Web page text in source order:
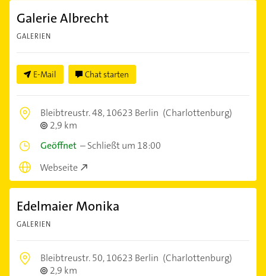
Galerie Albrecht
GALERIEN
E-Mail Chat starten
Bleibtreustr. 48,10623 Berlin (Charlottenburg)
2,9 km
Geöffnet –Schließt um 18:00
Webseite
Edelmaier Monika
GALERIEN
Bleibtreustr. 50,10623 Berlin (Charlottenburg)
2,9 km